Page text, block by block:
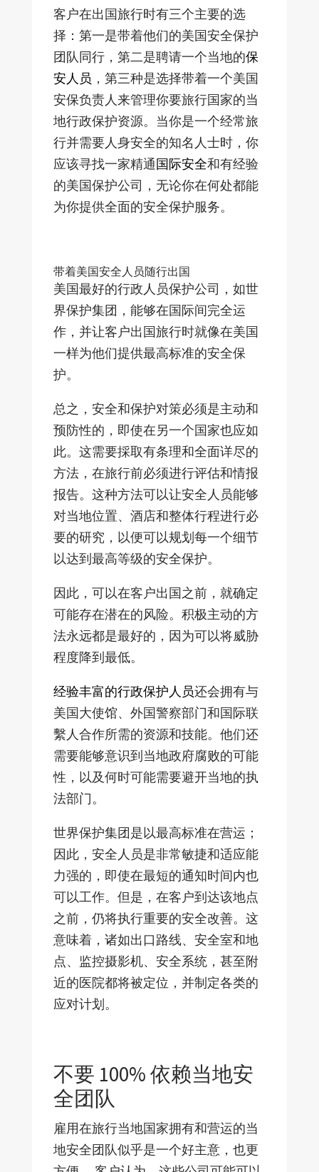
客户在出国旅行时有三个主要的选
择：第一是带着他们的美国安全保护
团队同行，第二是聘请一个当地的保
安人员 ，第三种是选择带着一个美国
安保负责人来管理你要旅行国家的当
地行政保护资源。当你是一个经常旅
行并需要人身安全的知名人士时，你
应该寻找一家精通国际安全和有经验
的美国保护公司，无论你在何处都能
为你提供全面的安全保护服务。
带着美国安全人员随行出国
美国最好的行政人员保护公司，如世
界保护集团，能够在国际间完全运
作，并让客户出国旅行时就像在美国
一样为他们提供最高标准的安全保
护。
总之，安全和保护对策必须是主动和
预防性的，即使在另一个国家也应如
此。这需要採取有条理和全面详尽的
方法，在旅行前必须进行评估和情报
报告。这种方法可以让安全人员能够
对当地位置、酒店和整体行程进行必
要的研究，以便可以规划每一个细节
以达到最高等级的安全保护。
因此，可以在客户出国之前，就确定
可能存在潜在的风险。积极主动的方
法永远都是最好的，因为可以将威胁
程度降到最低。
经验丰富的行政保护人员还会拥有与
美国大使馆、外国警察部门和国际联
繫人合作所需的资源和技能。他们还
需要能够意识到当地政府腐败的可能
性，以及何时可能需要避开当地的执
法部门。
世界保护集团是以最高标准在营运；
因此，安全人员是非常敏捷和适应能
力强的，即使在最短的通知时间内也
可以工作。但是，在客户到达该地点
之前，仍将执行重要的安全改善。这
意味着，诸如出口路线、安全室和地
点、监控摄影机、安全系统，甚至附
近的医院都将被定位，并制定各类的
应对计划。
不要 100% 依赖当地安
全团队
雇用在旅行当地国家拥有和营运的当
地安全团队似乎是一个好主意，也更